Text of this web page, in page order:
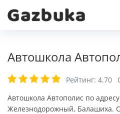
Автошкола
Рейтинг: 4.70
Автошкола Автополис по
Железнодорожный, Балашиха.